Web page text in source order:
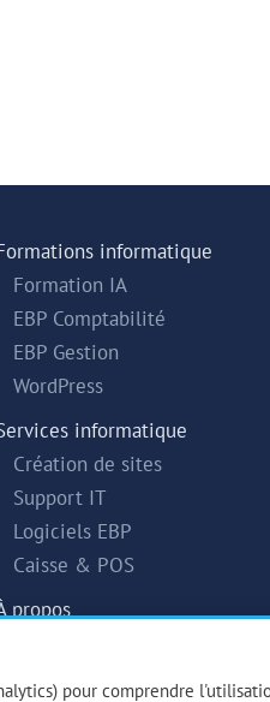
informatique
Formation IA
EBP Comptabilité
EBP Gestion
WordPress
informatique
Création de sites
Support IT
Logiciels EBP
Caisse & POS
propos
pour comprendre